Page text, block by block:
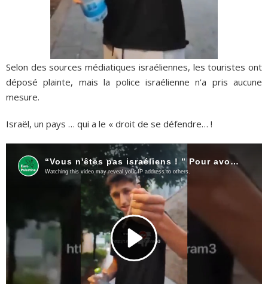
Selon des sources médiatiques israéliennes, les touristes ont
déposé plainte, mais la police israélienne n’a pris aucune
mesure.
Israël, un pays … qui a le « droit de se défendre… !